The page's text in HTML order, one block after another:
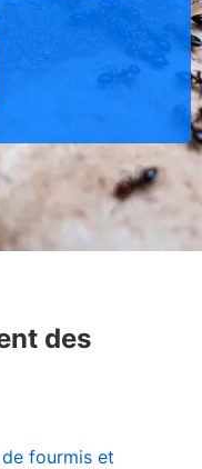
des
fourmis et